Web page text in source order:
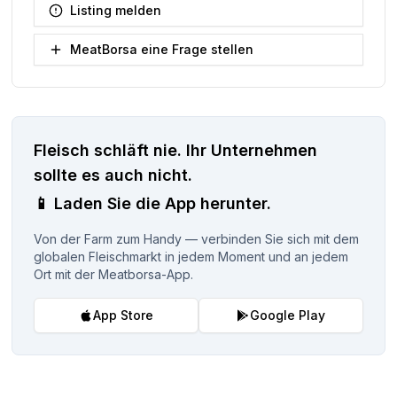
Listing melden
MeatBorsa eine Frage stellen
Fleisch schläft nie. Ihr Unternehmen
sollte es auch nicht.
📱 Laden Sie die App herunter.
Von der Farm zum Handy — verbinden Sie sich mit dem
globalen Fleischmarkt in jedem Moment und an jedem
Ort mit der Meatborsa-App.
App Store Google Play